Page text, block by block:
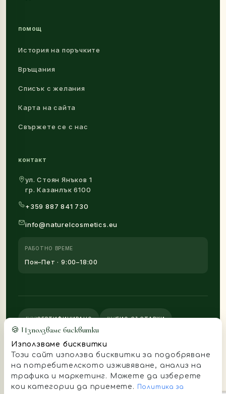
помощ
История на поръчките
Връщания
Списък с желания
Карта на сайта
Свържете се с нас
контакт
ул. Стоян Янъков 1
гр. Казанлък 6100
+359 887 841 730
info@naturelcosmetics.eu
РАБОТНО ВРЕМЕ
Пон–Пет · 9:00–18:00
ECOСЕРТИФИЦИРАНО BIOБИО СЪСТАВКИ
CF
© 2025 Naturel Cosmetics · направено с 🌿 в Казанлък
🍪 Използваме бисквитки
Използваме бисквитки
Този сайт използва бисквитки за подобряване
на потребителското изживяване, анализ на
трафика и маркетинг. Можете да изберете
кои категории да приемете.
Политика за